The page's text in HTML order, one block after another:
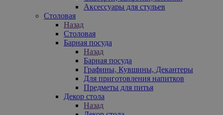
Аксессуары для стульев
Столовая
Назад
Столовая
Барная посуда
Назад
Барная посуда
Графины, Кувшины, Декантеры
Для приготовления напитков
Предметы для питья
Декор стола
Назад